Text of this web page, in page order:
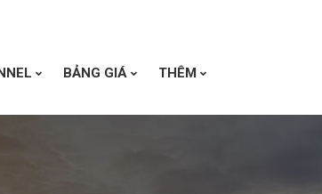
BẢNG GIÁ THÊM